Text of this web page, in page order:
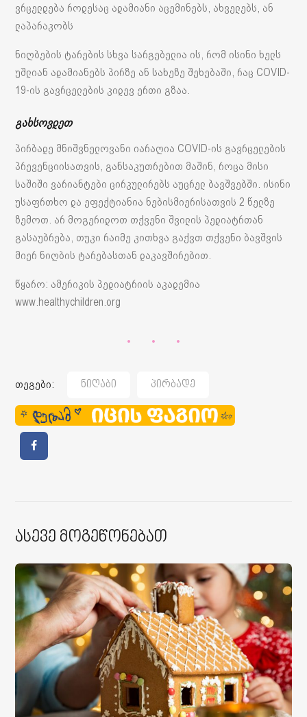
ვრცელდება როდესაც ადამიანი აცემინებს, ახველებს, ან
ლაპარაკობს
ნიღბების ტარების სხვა სარგებელია ის, რომ ისინი ხელს
უშლიან ადამიანებს პირზე ან სახეზე შეხებაში, რაც COVID-
19-ის გავრცელების კიდევ ერთი გზაა.
გახსოვდეთ
პირბადე მნიშვნელოვანი იარაღია COVID-ის გავრცელების
პრევენციისათვის, განსაკუთრებით მაშინ, როცა მისი
საშიში ვარიანტები ცირკულირებს აუცრელ ბავშვებში. ისინი
უსაფრთხო და ეფექტიანია ნებისმიერისათვის 2 წელზე
ზემოთ. არ მოგერიდოთ თქვენი შვილის პედიატრთან
გასაუბრება, თუკი რაიმე კითხვა გაქვთ თქვენი ბავშვის
მიერ ნიღბის ტარებასთან დაკავშირებით.
წყარო: ამერიკის პედიატრიის აკადემია
www.healthychildren.org
თეგები: Ნიღაბი Პირბადე
Ასევე Მოგეწონებათ